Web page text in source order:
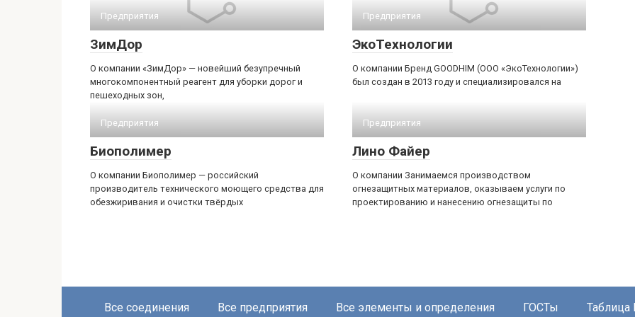
Предприятия
ЗимДор
О компании «ЗимДор» — новейший безупречный
многокомпонентный реагент для уборки дорог и
пешеходных зон,
Предприятия
ЭкоТехнологии
О компании Бренд GOODHIM (ООО «ЭкоТехнологии»)
был создан в 2013 году и специализировался на
Предприятия
Биополимер
О компании Биополимер — российский
производитель технического моющего средства для
обезжиривания и очистки твёрдых
Предприятия
Лино Файер
О компании Занимаемся производством
огнезащитных материалов, оказываем услуги по
проектированию и нанесению огнезащиты по
Все соединения Все предприятия Все элементы и определения ГОСТы